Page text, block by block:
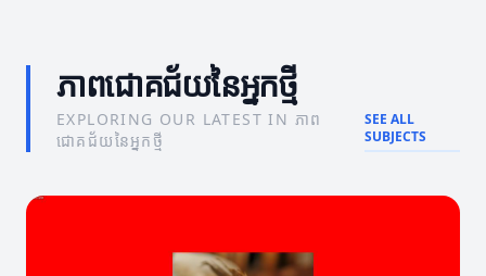
ភាពជោគជ័យនៃអ្នកថ្មី
EXPLORING OUR LATEST IN ភាព
ជោគជ័យនៃអ្នកថ្មី
SEE ALL
SUBJECTS